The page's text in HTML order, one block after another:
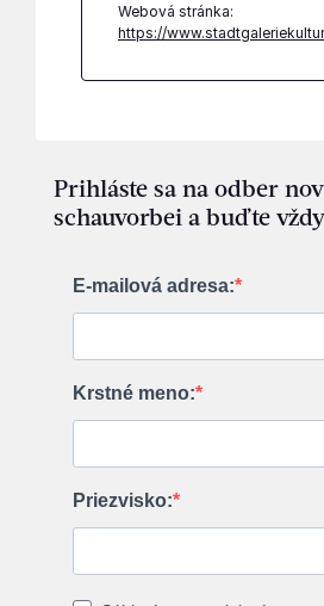
Webová stránka:
https://
Prihláste sa na odber
schauvorbei a buďte
E-mailová adresa:
Krstné meno:
Priezvisko: